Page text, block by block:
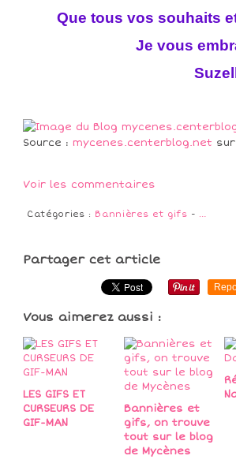
Que tous vos souhaits
Je vous
Source : mycenes.centerblog.net
Voir les commentaires
Catégories : Bannières et gifs - …
Partager cet article
Vous aimerez aussi :
LES GIFS ET
CURSEURS DE
GIF-MAN
Bannières et
gifs, on trouve
tout sur le blog
de Mycènes